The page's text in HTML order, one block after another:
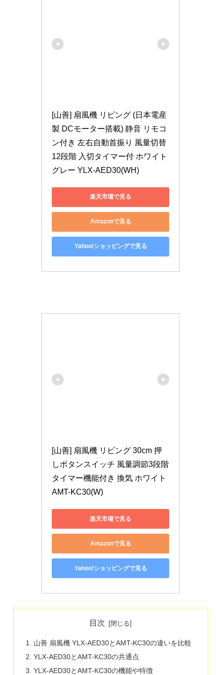
[山善] 扇風機 リビング (日本電産
製 DCモーター搭載) 静音 リモコ
ン付き 左右自動首振り 風量切替
12段階 入切タイマー付 ホワイト
グレー YLX-AED30(WH)
楽天市場で見る
Amazonで見る
Yahoo!ショッピングで見る
[山善] 扇風機 リビング 30cm 押
しボタンスイッチ 風量調節3段階
タイマー機能付き 換気 ホワイト
AMT-KC30(W)
楽天市場で見る
Amazonで見る
Yahoo!ショッピングで見る
目次
山善 扇風機 YLX-AED30とAMT-KC30の違いを比較
YLX-AED30とAMT-KC30の共通点
YLX-AED30とAMT-KC30の機能や特徴